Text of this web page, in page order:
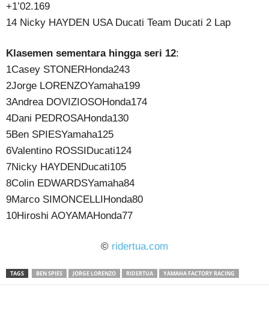
+1’02.169
14 Nicky HAYDEN USA Ducati Team Ducati 2 Lap
Klasemen sementara hingga seri 12:
1Casey STONERHonda243
2Jorge LORENZOYamaha199
3Andrea DOVIZIOSOHonda174
4Dani PEDROSAHonda130
5Ben SPIESYamaha125
6Valentino ROSSIDucati124
7Nicky HAYDENDucati105
8Colin EDWARDSYamaha84
9Marco SIMONCELLIHonda80
10Hiroshi AOYAMAHonda77
© ridertua.com
TAGS BEN SPIES JORGE LORENZO RIDERTUA YAMAHA FACTORY RACING